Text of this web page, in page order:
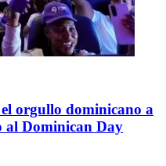
orgullo dominicano a
al Dominican Day